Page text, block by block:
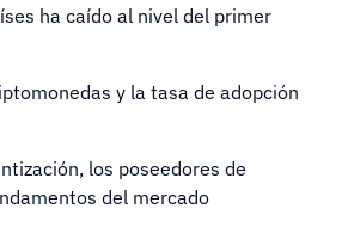
ha caído al nivel del primer
y la tasa de adopción
los poseedores de
del mercado